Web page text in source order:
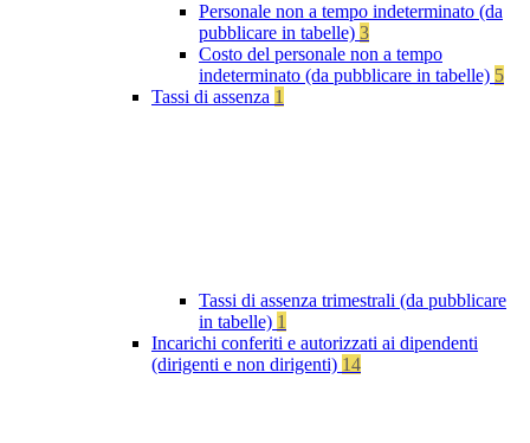
Personale non a tempo indeterminato (da
pubblicare in tabelle) 3
Costo del personale non a tempo
indeterminato (da pubblicare in tabelle) 5
Tassi di assenza 1
Tassi di assenza trimestrali (da pubblicare
in tabelle) 1
Incarichi conferiti e autorizzati ai dipendenti
(dirigenti e non dirigenti) 14